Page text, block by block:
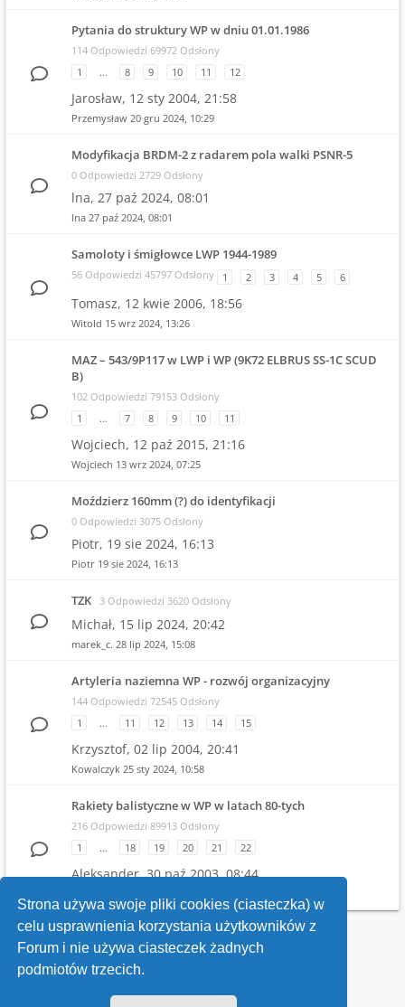
Strona używa swoje pliki cookies (ciasteczka) w
celu usprawnienia korzystania użytkowników z
Forum i nie używa ciasteczek żadnych
podmiotów trzecich.
Pytania do struktury WP w dniu 01.01.1986
114 Odpowiedzi 69972 Odsłony
1
… 8 9 10 11 12
Jarosław, 12 sty 2004, 21:58
Przemysław 20 gru 2024, 10:29
Modyfikacja BRDM-2 z radarem pola walki PSNR-5
0 Odpowiedzi 2729 Odsłony
lna, 27 paź 2024, 08:01
lna 27 paź 2024, 08:01
Samoloty i śmigłowce LWP 1944-1989
56 Odpowiedzi 45797 Odsłony 1 2 3 4 5 6
Tomasz, 12 kwie 2006, 18:56
Witold 15 wrz 2024, 13:26
MAZ – 543/9P117 w LWP i WP (9K72 ELBRUS SS-1C SCUD
B)
102 Odpowiedzi 79153 Odsłony
1
… 7 8 9 10 11
Wojciech, 12 paź 2015, 21:16
Wojciech 13 wrz 2024, 07:25
Moździerz 160mm (?) do identyfikacji
0 Odpowiedzi 3075 Odsłony
Piotr, 19 sie 2024, 16:13
Piotr 19 sie 2024, 16:13
TZK 3 Odpowiedzi 3620 Odsłony
Michał, 15 lip 2024, 20:42
marek_c. 28 lip 2024, 15:08
Artyleria naziemna WP - rozwój organizacyjny
144 Odpowiedzi 72545 Odsłony
1
… 11 12 13 14 15
Krzysztof, 02 lip 2004, 20:41
Kowalczyk 25 sty 2024, 10:58
Rakiety balistyczne w WP w latach 80-tych
216 Odpowiedzi 89913 Odsłony
1
… 18 19 20 21 22
Aleksander,30 paź 2003, 08:44
Wróć do wykazu forów